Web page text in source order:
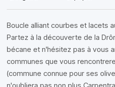
Boucle alliant courbes et lacets
Partez à la découverte de la
bécane et n'hésitez pas à vous
communes que vous
(commune connue pour ses